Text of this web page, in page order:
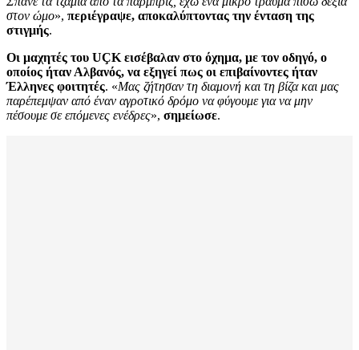
στον ώμο», περιέγραψε, αποκαλύπτοντας την ένταση της
στιγμής.
Οι μαχητές του UÇK εισέβαλαν στο όχημα, με τον οδηγό, ο
οποίος ήταν Αλβανός, να εξηγεί πως οι επιβαίνοντες ήταν
Έλληνες φοιτητές. «Μας ζήτησαν τη διαμονή και τη βίζα και μας
παρέπεμψαν από έναν αγροτικό δρόμο να φύγουμε για να μην
πέσουμε σε επόμενες ενέδρες», σημείωσε.